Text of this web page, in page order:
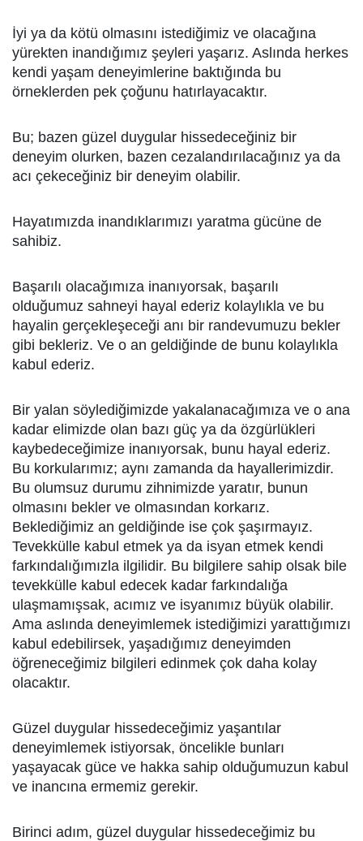
İyi ya da kötü olmasını istediğimiz ve olacağına
yürekten inandığımız şeyleri yaşarız. Aslında herkes
kendi yaşam deneyimlerine baktığında bu
örneklerden pek çoğunu hatırlayacaktır.
Bu; bazen güzel duygular hissedeceğiniz bir
deneyim olurken, bazen cezalandırılacağınız ya da
acı çekeceğiniz bir deneyim olabilir.
Hayatımızda inandıklarımızı yaratma gücüne de
sahibiz.
Başarılı olacağımıza inanıyorsak, başarılı
olduğumuz sahneyi hayal ederiz kolaylıkla ve bu
hayalin gerçekleşeceği anı bir randevumuzu bekler
gibi bekleriz. Ve o an geldiğinde de bunu kolaylıkla
kabul ederiz.
Bir yalan söylediğimizde yakalanacağımıza ve o ana
kadar elimizde olan bazı güç ya da özgürlükleri
kaybedeceğimize inanıyorsak, bunu hayal ederiz.
Bu korkularımız; aynı zamanda da hayallerimizdir.
Bu olumsuz durumu zihnimizde yaratır, bunun
olmasını bekler ve olmasından korkarız.
Beklediğimiz an geldiğinde ise çok şaşırmayız.
Tevekkülle kabul etmek ya da isyan etmek kendi
farkındalığımızla ilgilidir. Bu bilgilere sahip olsak bile
tevekkülle kabul edecek kadar farkındalığa
ulaşmamışsak, acımız ve isyanımız büyük olabilir.
Ama aslında deneyimlemek istediğimizi yarattığımızı
kabul edebilirsek, yaşadığımız deneyimden
öğreneceğimiz bilgileri edinmek çok daha kolay
olacaktır.
Güzel duygular hissedeceğimiz yaşantılar
deneyimlemek istiyorsak, öncelikle bunları
yaşayacak güce ve hakka sahip olduğumuzun kabul
ve inancına ermemiz gerekir.
Birinci adım, güzel duygular hissedeceğimiz bu